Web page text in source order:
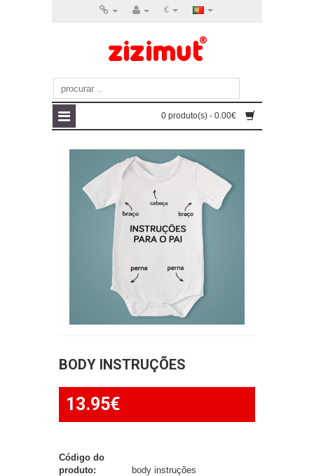
€
0 produto(s) - 0.00€
BODY INSTRUÇÕES
13.95€
Código do
produto:
body instruções